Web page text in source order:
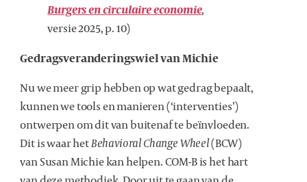
Burgers en circulaire economie,
versie 2025, p. 10)
Gedragsveranderingswiel van Michie
Nu we meer grip hebben op wat gedrag bepaalt,
kunnen we tools en manieren (‘interventies’)
ontwerpen om dit van buitenaf te beïnvloeden.
Dit is waar hetBehavioral Change Wheel(BCW)
van Susan Michie kan helpen. COM-B is het hart